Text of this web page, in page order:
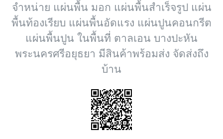
จำหน่าย แผ่นพื้น มอก แผ่นพื้นสำเร็จรูป แผ่น
พื้นท้องเรียบ แผ่นพื้นอัดแรง แผ่นปูนคอนกรีต
แผ่นพื้นปูน ในพื้นที่ ตาลเอน บางปะหัน
พระนครศรีอยุธยา มีสินค้าพร้อมส่ง จัดส่งถึง
บ้าน